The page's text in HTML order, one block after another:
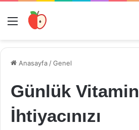
Menü
Anasayfa /Genel
Günlük Vitamin
İhtiyacınızı